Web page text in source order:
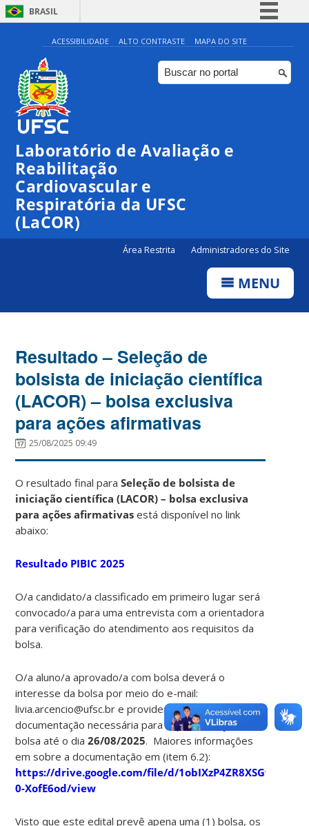
BRASIL
Simplifique!
Comunica BR
Participe
Canais
ACESSIBILIDADE ALTO CONTRASTE MAPA DO SITE
Laboratório de Avaliação e
Reabilitação
Cardiovascular e
Respiratória da UFSC
(LaCOR)
Área Restrita Administradores do Site
MENU
Resultado – Seleção de
bolsista de iniciação científica
(LACOR) – bolsa exclusiva
para ações afirmativas
25/08/2025 09:49
O resultado final paraSeleção de bolsista de
iniciação científica (LACOR) – bolsa exclusiva
para ações afirmativas está disponível no link
abaixo:
Resultado PIBIC 2025
O/a candidato/a classificado em primeiro lugar será
convocado/a para uma entrevista com a orientadora
para verificação do atendimento aos requisitos da
bolsa.
O/a aluno/a aprovado/a com bolsa deverá o
interesse da bolsa por meio do e-mail:
livia.arcencio@ufsc.br e providenciar a
documentação necessária para implementação da
bolsa até o dia26/08/2025. Maiores informações
em sobre a documentação em (item 6.2):
https://drive.google.com/file/d/
0-XofE6od/view
Visto que este edital prevê apena uma (1) bolsa, os